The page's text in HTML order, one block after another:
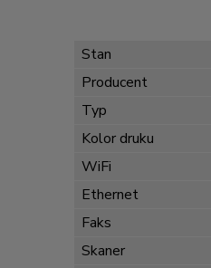
Stan
Producent
Typ
Kolor druku
WiFi
Ethernet
Faks
Skaner